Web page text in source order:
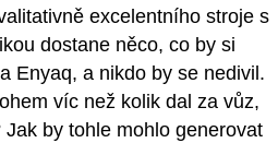
excelentního stroje s
dostane něco, co by si
Enyaq, a nikdo by se nedivil.
víc než kolik dal za vůz,
by tohle mohlo generovat